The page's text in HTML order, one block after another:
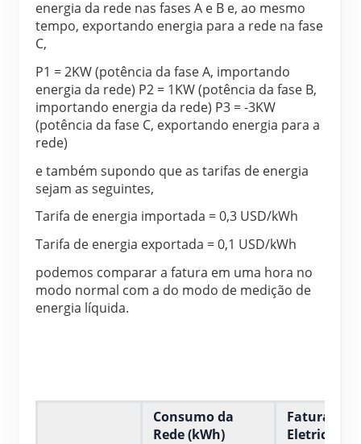
energia da rede nas fases A e B e, ao mesmo
tempo, exportando energia para a rede na fase
C,
P1 = 2KW (potência da fase A, importando
energia da rede) P2 = 1KW (potência da fase B,
importando energia da rede) P3 = -3KW
(potência da fase C, exportando energia para a
rede)
e também supondo que as tarifas de energia
sejam as seguintes,
Tarifa de energia importada = 0,3 USD/kWh
Tarifa de energia exportada = 0,1 USD/kWh
podemos comparar a fatura em uma hora no
modo normal com a do modo de medição de
energia líquida.
Consumo da
Rede (kWh)
Fatura de